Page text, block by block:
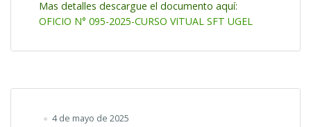
Mas detalles descargue el documento aquí:
OFICIO N° 095-2025-CURSO VITUAL SFT UGEL
4 de mayo de 2025